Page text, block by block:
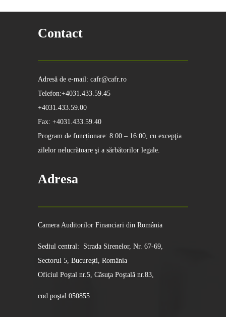
Contact
Adresă de e-mail: cafr@cafr.ro
Telefon:+4031.433.59.45
+4031.433.59.00
Fax: +4031.433.59.40
Program de funcționare: 8:00 – 16:00, cu excepţia
zilelor nelucrătoare şi a sărbătorilor legale.
Adresa
Camera Auditorilor Financiari din România
Sediul central: Strada Sirenelor, Nr. 67-69,
Sectorul 5, Bucureşti, România
Oficiul Poştal nr.5, Căsuţa Poştală nr.83,
cod poştal 050855